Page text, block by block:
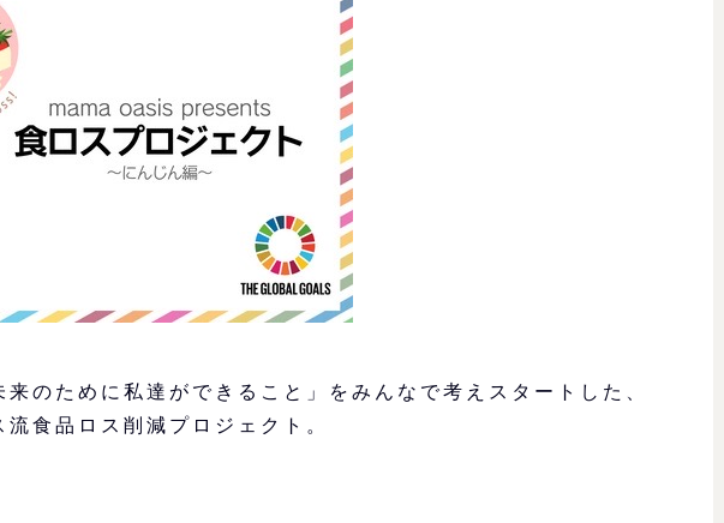
来のために私達ができること」をみんなで考えスタートした、
流食品ロス削減プロジェクト。